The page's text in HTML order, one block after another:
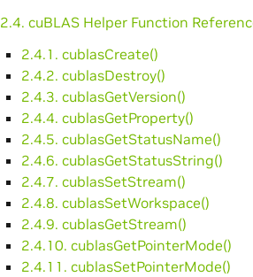
2.4. cuBLAS Helper Function
2.4.1. cublasCreate()
2.4.2. cublasDestroy()
2.4.3. cublasGetVersion()
2.4.4. cublasGetProperty()
2.4.5. cublasGetStatusName()
2.4.6. cublasGetStatusString()
2.4.7. cublasSetStream()
2.4.8. cublasSetWorkspace()
2.4.9. cublasGetStream()
2.4.10. cublasGetPointerMode()
2.4.11. cublasSetPointerMode()